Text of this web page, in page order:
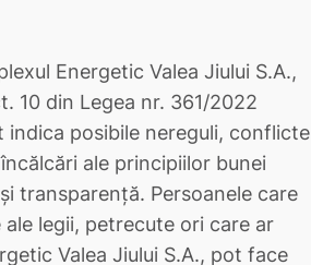
Energetic Valea Jiului S.A.,
10 din Legea nr. 361/2022
posibile nereguli, conflicte
ale principiilor bunei
transparență. Persoanele care
legii, petrecute ori care ar
Valea Jiului S.A., pot face